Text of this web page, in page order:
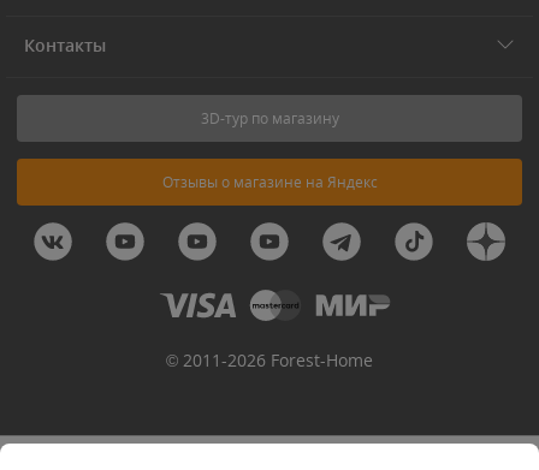
Контакты
3D-тур по магазину
Отзывы о магазине на Яндекс
© 2011-2026 Forest-Home